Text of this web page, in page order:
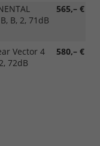
565,– €
B, 2, 71dB
580,– €
Vector 4
72dB